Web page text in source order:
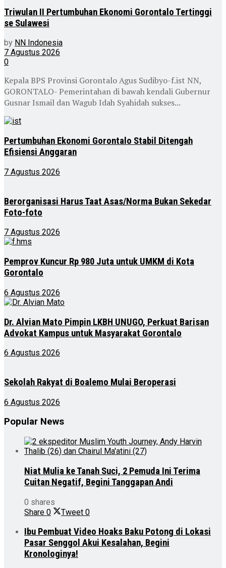
Triwulan II Pertumbuhan Ekonomi Gorontalo Tertinggi
se Sulawesi
by NN Indonesia
7 Agustus 2026
0
Kepala BPS Provinsi Gorontalo Agus Sudibyo-f.ist NN,
GORONTALO- Pemerintahan di bawah kendali Gubernur
Gusnar Ismail dan Wagub Idah Syahidah sukses...
Pertumbuhan Ekonomi Gorontalo Stabil Ditengah
Efisiensi Anggaran
7 Agustus 2026
Berorganisasi Harus Taat Asas/Norma Bukan Sekedar
Foto-foto
7 Agustus 2026
Pemprov Kuncur Rp 980 Juta untuk UMKM di Kota
Gorontalo
6 Agustus 2026
Dr. Alvian Mato Pimpin LKBH UNUGO, Perkuat Barisan
Advokat Kampus untuk Masyarakat Gorontalo
6 Agustus 2026
Sekolah Rakyat di Boalemo Mulai Beroperasi
6 Agustus 2026
Popular News
Niat Mulia ke Tanah Suci, 2 Pemuda Ini Terima
Cuitan Negatif, Begini Tanggapan Andi
0 shares
Share 0 Tweet 0
Ibu Pembuat Video Hoaks Baku Potong di Lokasi
Pasar Senggol Akui Kesalahan, Begini
Kronologinya!